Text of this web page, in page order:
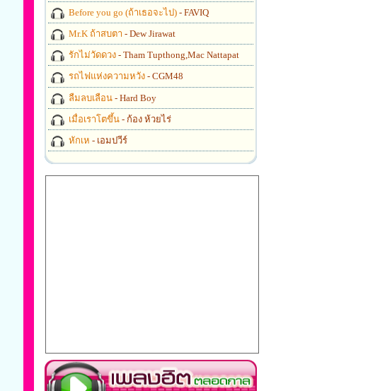
Before you go (ถ้าเธอจะไป) - FAVIQ
Mr.K ถ้าสบตา - Dew Jirawat
รักไม่วัดดวง - Tham Tupthong,Mac Nattapat
รถไฟแห่งความหวัง - CGM48
ลืมลบเลือน - Hard Boy
เมื่อเราโตขึ้น - ก้อง ห้วยไร่
หักเห - เอมปวีร์